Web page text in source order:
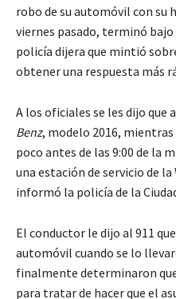
robo de su automóvil con su
viernes pasado, terminó bajo
policía dijera que mintió
obtener una respuesta más
A los oficiales se les dijo que
Benz, modelo 2016,
poco antes de las 9:00 de la
una estación de servicio de
informó la policía de la
El conductor le dijo al 911
automóvil cuando se lo
finalmente determinaron
para tratar de hacer que el